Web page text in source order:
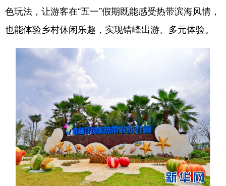
色玩法，让游客在“五一”假期既能感受热带滨海风情，
也能体验乡村休闲乐趣，实现错峰出游、多元体验。